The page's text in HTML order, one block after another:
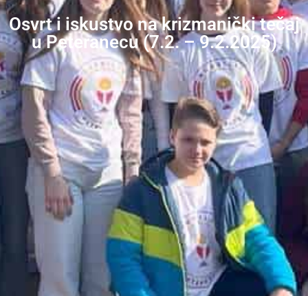
Osvrt i iskustvo na krizmanički tečaj
u Peteranecu (7.2. – 9.2.2025)